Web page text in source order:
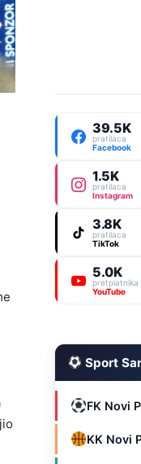
39.5K
pratilaca
Facebook
1.5K
pratilaca
Instagram
3.8K
pratilaca
TikTok
5.0K
pretplatnika
YouTube
Sport
FK Novi
KK Novi